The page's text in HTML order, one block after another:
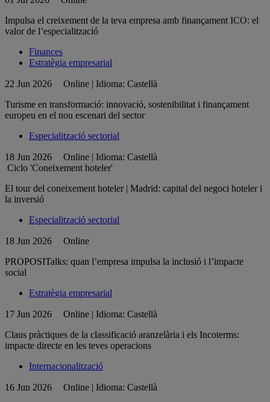
Impulsa el creixement de la teva empresa amb finançament ICO: el
valor de l’especialització
Finances
Estratègia empresarial
22 Jun 2026
Online | Idioma: Castellà
Turisme en transformació: innovació, sostenibilitat i finançament
europeu en el nou escenari del sector
Especialització sectorial
18 Jun 2026
Online | Idioma: Castellà
Ciclo 'Coneixement hoteler'
El tour del coneixement hoteler | Madrid: capital del negoci hoteler i
la inversió
Especialització sectorial
18 Jun 2026
Online
PROPOSITalks: quan l’empresa impulsa la inclusió i l’impacte
social
Estratègia empresarial
17 Jun 2026
Online | Idioma: Castellà
Claus pràctiques de la classificació aranzelària i els Incoterms:
impacte directe en les teves operacions
Internacionalització
16 Jun 2026
Online | Idioma: Castellà